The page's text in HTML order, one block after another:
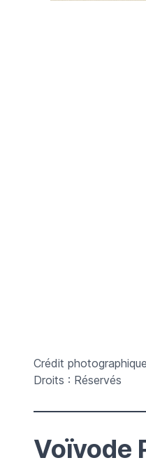
Crédit
Droits : Réservés
Voïvode